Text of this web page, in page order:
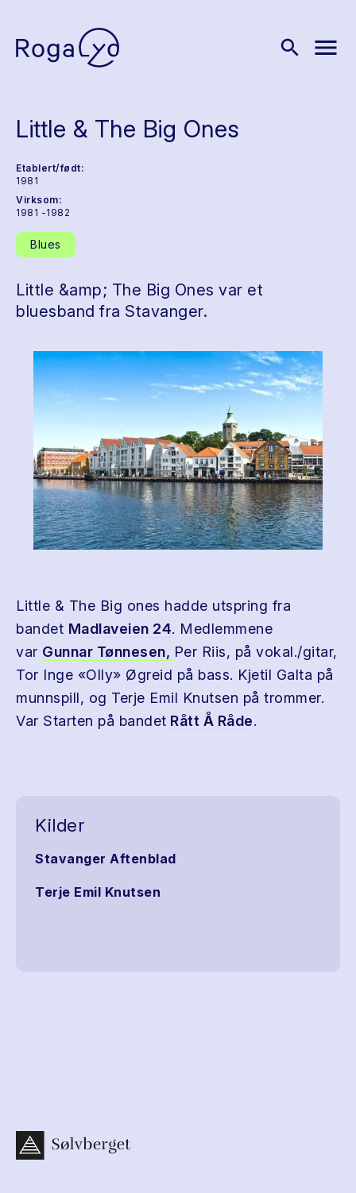
search menu
Little & The Big Ones
Etablert/født:
1981
Virksom:
1981 -1982
Blues
Little &amp; The Big Ones var et
bluesband fra Stavanger.
Little & The Big ones hadde utspring fra
bandet Madlaveien 24. Medlemmene
var Gunnar Tønnesen, Per Riis, på vokal./gitar,
Tor Inge «Olly» Øgreid på bass. Kjetil Galta på
munnspill, og Terje Emil Knutsen på trommer.
Var Starten på bandet Rått Å Råde.
Kilder
Stavanger Aftenblad
Terje Emil Knutsen